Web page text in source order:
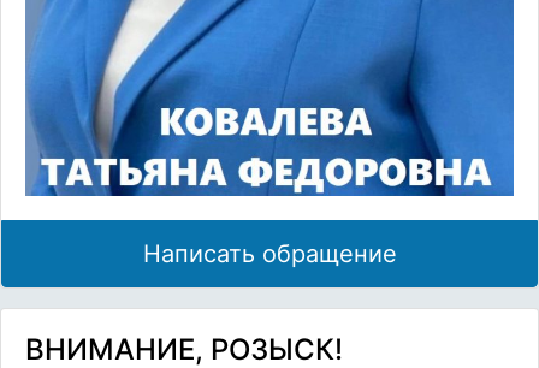
Написать обращение
ВНИМАНИЕ, РОЗЫСК!